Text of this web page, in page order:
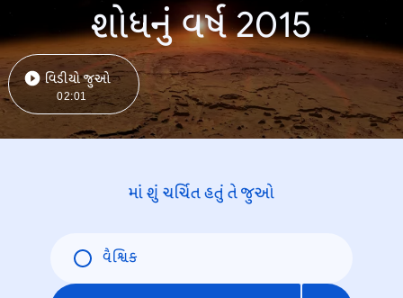
શોધનું વર્ષ 2015
વિડીયો જુઓ
02:01
માં શું ચર્ચિત હતું તે જુઓ
વૈશ્વિક